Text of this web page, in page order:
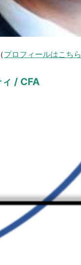
（プロフィールはこちら
/ CFA